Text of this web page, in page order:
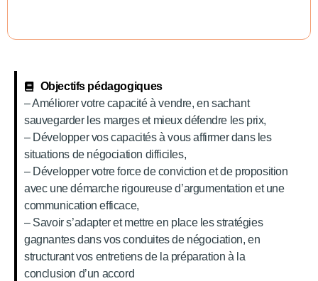
Objectifs pédagogiques
– Améliorer votre capacité à vendre, en sachant
sauvegarder les marges et mieux défendre les prix,
– Développer vos capacités à vous affirmer dans les
situations de négociation difficiles,
– Développer votre force de conviction et de proposition
avec une démarche rigoureuse d’argumentation et une
communication efficace,
– Savoir s’adapter et mettre en place les stratégies
gagnantes dans vos conduites de négociation, en
structurant vos entretiens de la préparation à la
conclusion d’un accord